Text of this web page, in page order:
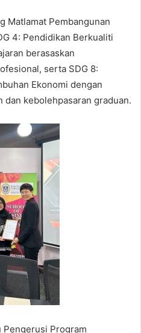
Matlamat Pembangunan
4: Pendidikan Berkualiti
berasaskan
serta SDG 8:
Ekonomi dengan
dan kebolehpasaran graduan.
Pengerusi Program